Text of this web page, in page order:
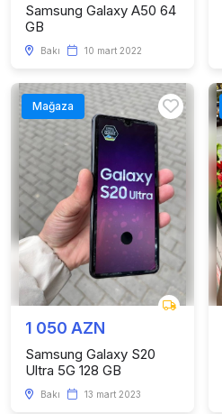
Samsung Galaxy A50 64
GB
Bakı 10 mart 2022
Mağaza
1 050 AZN
Samsung Galaxy S20
Ultra 5G 128 GB
Bakı 13 mart 2023